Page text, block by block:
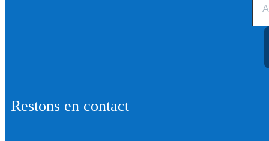
Restons en contact